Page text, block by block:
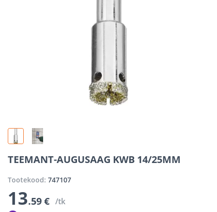
TEEMANT-AUGUSAAG KWB 14/25MM
Tootekood: 747107
13.59 € /tk